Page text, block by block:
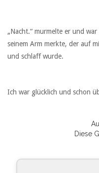
„Nacht.“ murmelte er und
seinem Arm merkte, der auf
und schlaff wurde.
Ich war glücklich und schon
Diese